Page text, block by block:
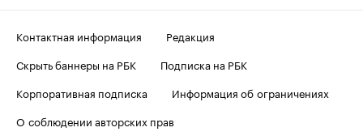
Контактная информация
Редакция
Скрыть баннеры на РБК
Подписка на РБК
Корпоративная подписка
Информация об ограничениях
О соблюдении авторских прав